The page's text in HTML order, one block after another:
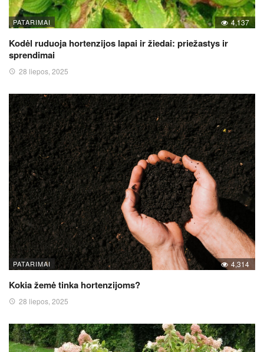
PATARIMAI 4,137
Kodėl ruduoja hortenzijos lapai ir žiedai: priežastys ir
sprendimai
28 liepos, 2025
PATARIMAI 4,314
Kokia žemė tinka hortenzijoms?
28 liepos, 2025